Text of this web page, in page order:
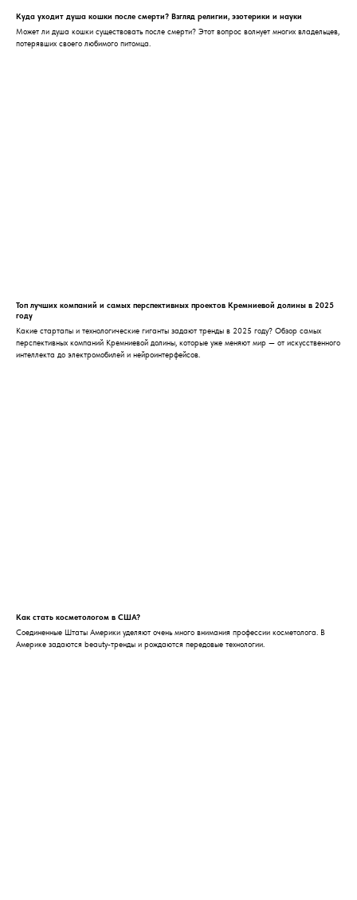
Куда уходит душа кошки после смерти? Взгляд религии, эзотерики и науки
Может ли душа кошки существовать после смерти? Этот вопрос волнует многих владельцев,
потерявших своего любимого питомца.
Топ лучших компаний и самых перспективных проектов Кремниевой долины в 2025
году
Какие стартапы и технологические гиганты задают тренды в 2025 году? Обзор самых
перспективных компаний Кремниевой долины, которые уже меняют мир — от искусственного
интеллекта до электромобилей и нейроинтерфейсов.
Как стать косметологом в США?
Соединенные Штаты Америки уделяют очень много внимания профессии косметолога. В
Америке задаются beauty-тренды и рождаются передовые технологии.